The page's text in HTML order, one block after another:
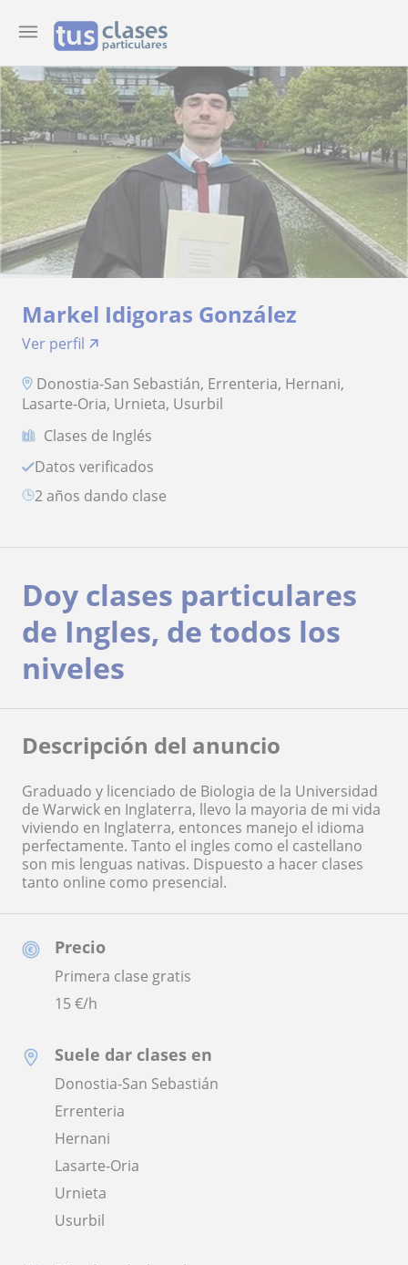
Markel Idigoras González
Ver perfil
Donostia-San Sebastián, Errenteria, Hernani,
Lasarte-Oria, Urnieta, Usurbil
Clases de Inglés
Datos verificados
2 años dando clase
Precio
Primera clase gratis
15€/h
Suele dar clases en
Donostia-San Sebastián
Errenteria
Hernani
Lasarte-Oria
Urnieta
Usurbil
Doy clases particulares
de Ingles, de todos los
niveles
Descripción del anuncio
Graduado y licenciado de Biologia de la Universidad
de Warwick en Inglaterra, llevo la mayoria de mi vida
viviendo en Inglaterra, entonces manejo el idioma
perfectamente. Tanto el ingles como el castellano
son mis lenguas nativas. Dispuesto a hacer clases
tanto online como presencial.